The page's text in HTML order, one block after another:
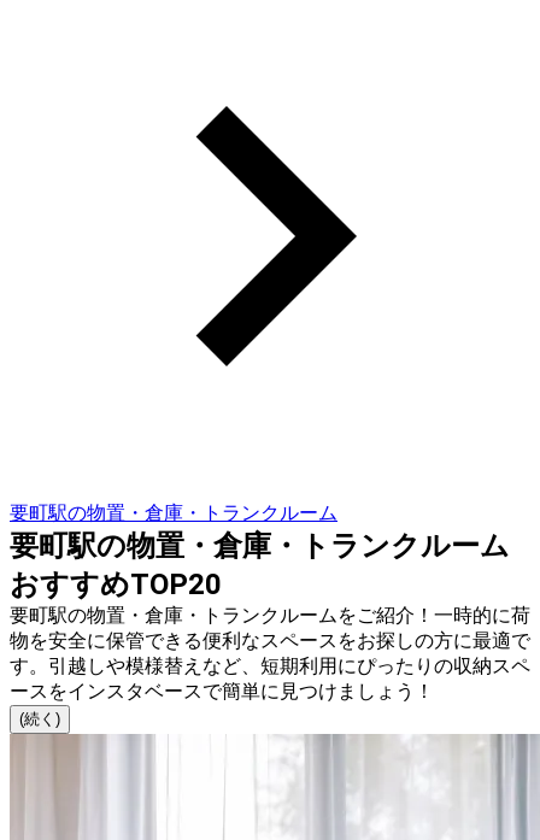
要町駅の物置・倉庫・トランクルーム
要町駅の物置・倉庫・トランクルーム
おすすめTOP20
要町駅の物置・倉庫・トランクルームをご紹介！一時的に荷
物を安全に保管できる便利なスペースをお探しの方に最適で
す。引越しや模様替えなど、短期利用にぴったりの収納スペ
ースをインスタベースで簡単に見つけましょう！
(続く)